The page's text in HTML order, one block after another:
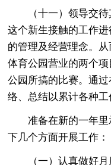
（十一）领导交
这个新生接触的工作
的管理及经营理念。
体育公园营业的两个
公园所搞的比赛。通
络、总结以累计各种工
准备在新的一年
下几个方面开展工作：
（一）认真做好